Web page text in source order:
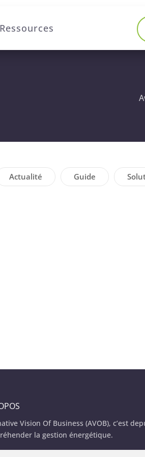
Ressources
Actualité Guide
Vision Of Business (AVOB), c’est
la gestion énergétique.